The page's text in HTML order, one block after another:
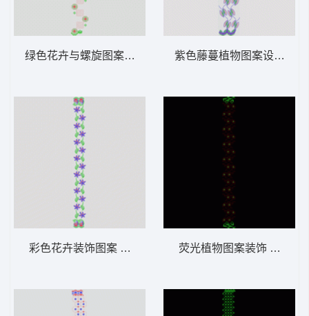
绿色花卉与螺旋图案装饰纹样 窗帘版带
彩色花卉装饰图案 窗帘版带
紫色藤蔓植物图案设计 窗
荧光植物图案装饰 窗帘版